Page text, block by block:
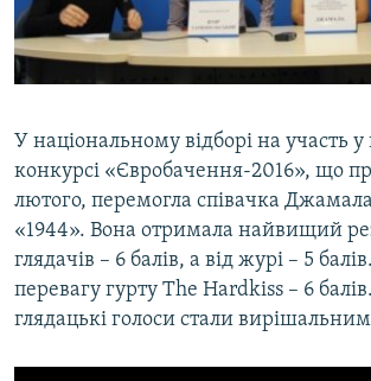
У національному відборі на участь
конкурсі «Євробачення-2016», що
лютого, перемогла співачка
«1944». Вона отримала найвищий
глядачів – 6 балів, а від журі – 5
перевагу гурту The Hardkiss – 6
глядацькі голоси стали